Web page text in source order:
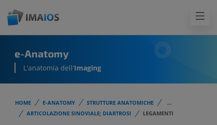
e-Anatomy
L'anatomia dell'Imaging
HOME E-ANATOMY STRUTTURE ANATOMICHE
...
ARTICOLAZIONE SINOVIALE; DIARTROSI
LEGAMENTI